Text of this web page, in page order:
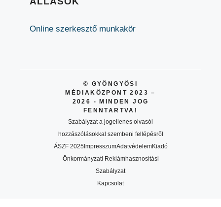
Online szerkesztő munkakör
© GYÖNGYÖSI
MÉDIAKÖZPONT 2023 –
2026 - MINDEN JOG
FENNTARTVA!
Szabályzat a jogellenes olvasói
hozzászólásokkal szembeni fellépésről
ÁSZF 2025ImpresszumAdatvédelemKiadó
Önkormányzati Reklámhasznosítási
Szabályzat
Kapcsolat